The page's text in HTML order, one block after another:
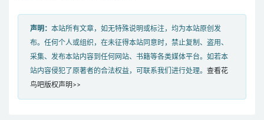
声明： 本站所有文章，如无特殊说明或标注，均为本站原创发
布。任何个人或组织，在未征得本站同意时，禁止复制、盗用、
采集、发布本站内容到任何网站、书籍等各类媒体平台。如若本
站内容侵犯了原著者的合法权益，可联系我们进行处理。 查看花
鸟吧版权声明>>